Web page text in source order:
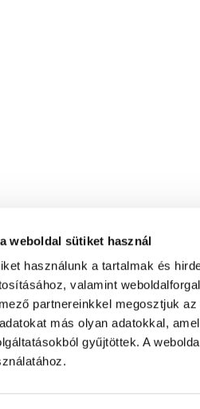
weboldal sütiket használ
használunk a tartalmak és
valamint
partnereinkkel megosztjuk
más olyan adatokkal,
gyűjtöttek. A
Turisztikai Egyesület